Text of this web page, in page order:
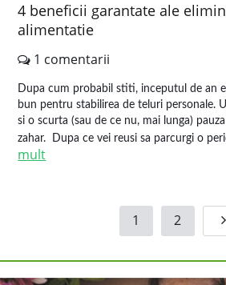
4 beneficii garantate ale
alimentatie
1 comentarii
Dupa cum probabil stiti, inceputul de an
bun pentru stabilirea de teluri personale.
si o scurta (sau de ce nu, mai lunga)
zahar. Dupa ce vei reusi sa parcurgi o
mult
1 2